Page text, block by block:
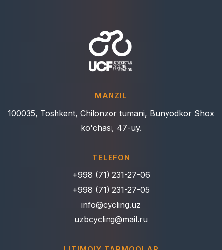
MANZIL
100035, Toshkent, Chilonzor tumani, Bunyodkor Shox
ko'chasi, 47-uy.
TELEFON
+998 (71) 231-27-06
+998 (71) 231-27-05
info@cycling.uz
uzbcycling@mail.ru